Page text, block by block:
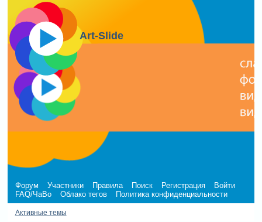
Art-Slide
Форум Участники Правила Поиск Регистрация
Войти
FAQ/ЧаВо
Облако тегов Политика конфиденциальности
Активные темы